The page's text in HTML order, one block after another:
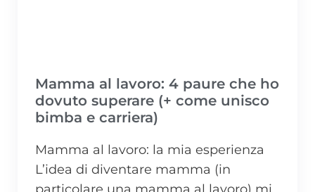
Mamma al lavoro: 4 paure che ho
dovuto superare (+ come unisco
bimba e carriera)
Mamma al lavoro: la mia esperienza
L’idea di diventare mamma (in